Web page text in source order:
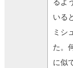
いる
ミシ
た。
に似